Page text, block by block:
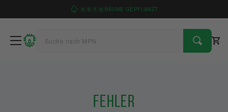
4 9 1 6 BÄUME GEPFLANZT
Fehler